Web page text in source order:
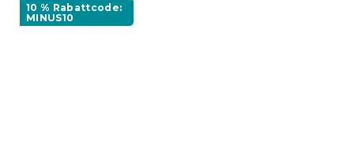
10 % Rabattcode:
MINUS10